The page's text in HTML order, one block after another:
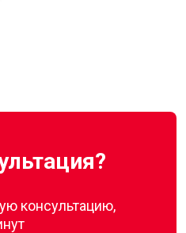
консультацию,